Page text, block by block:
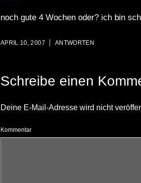
noch gute 4 Wochen oder? ich bin
APRIL 10, 2007 ANTWORTEN
Schreibe einen
Deine E-Mail-Adresse wird nicht
Kommentar